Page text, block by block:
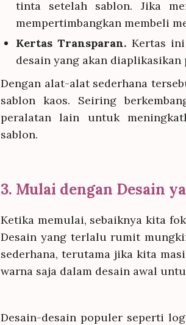
tinta setelah sablon. Jika
mempertimbangkan membeli
Kertas Transparan. Kertas
desain yang akan diaplikasikan
Dengan alat-alat sederhana
sablon kaos. Seiring
peralatan lain untuk
sablon.
3. Mulai dengan Desain
Ketika memulai, sebaiknya kita
Desain yang terlalu rumit
sederhana, terutama jika kita
warna saja dalam desain awal
Desain-desain populer seperti